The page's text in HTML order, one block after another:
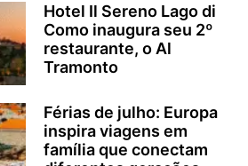
Hotel Il Sereno Lago di
Como inaugura seu 2º
restaurante, o Al
Tramonto
Férias de julho: Europa
inspira viagens em
família que conectam